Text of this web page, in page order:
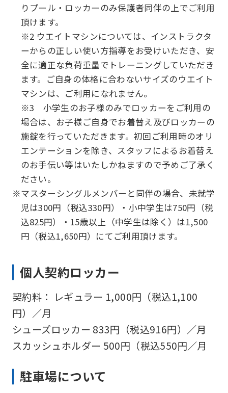
りプール・ロッカーのみ保護者同伴の上でご利用
頂けます。
※2 ウエイトマシンについては、インストラクタ
ーからの正しい使い方指導をお受けいただき、安
全に適正な負荷重量でトレーニングしていただき
ます。ご自身の体格に合わないサイズのウエイト
マシンは、ご利用になれません。
※3 小学生のお子様のみでロッカーをご利用の
場合は、お子様ご自身でお着替え及びロッカーの
施錠を行っていただきます。初回ご利用時のオリ
エンテーションを除き、スタッフによるお着替え
のお手伝い等はいたしかねますので予めご了承く
ださい。
※マスターシングルメンバーと同伴の場合、未就学
児は300円（税込330円）・小中学生は750円（税
込825円）・15歳以上（中学生は除く）は1,500
円（税込1,650円）にてご利用頂けます。
個人契約ロッカー
契約料： レギュラー 1,000円（税込1,100
円）／月
シューズロッカー 833円（税込916円）／月
スカッシュホルダー 500円（税込550円／月
駐車場について